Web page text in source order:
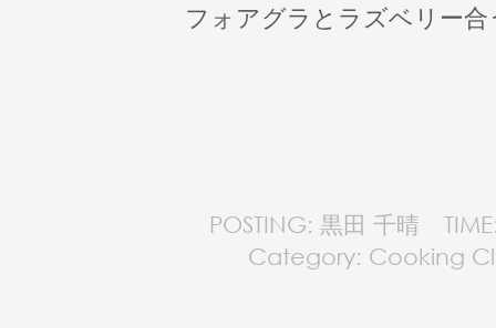
フォアグラとラズベリー
POSTING: 黒田 千晴
Category: Cooking